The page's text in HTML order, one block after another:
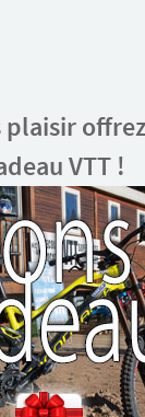
plaisir
VTT !